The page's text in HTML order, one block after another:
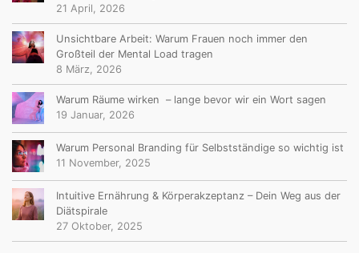
21 April, 2026
Unsichtbare Arbeit: Warum Frauen noch immer den
Großteil der Mental Load tragen
8 März, 2026
Warum Räume wirken – lange bevor wir ein Wort sagen
19 Januar, 2026
Warum Personal Branding für Selbstständige so wichtig ist
11 November, 2025
Intuitive Ernährung & Körperakzeptanz – Dein Weg aus der
Diätspirale
27 Oktober, 2025